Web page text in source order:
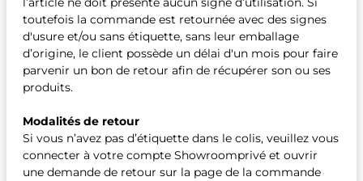
toutefois la commande est retournée avec des signes
d'usure et/ou sans étiquette, sans leur emballage
d’origine, le client possède un délai d'un mois pour faire
parvenir un bon de retour afin de récupérer son ou ses
produits.
Modalités de retour
Si vous n’avez pas d’étiquette dans le colis, veuillez vous
connecter à votre compte Showroomprivé et ouvrir
une demande de retour sur la page de la commande